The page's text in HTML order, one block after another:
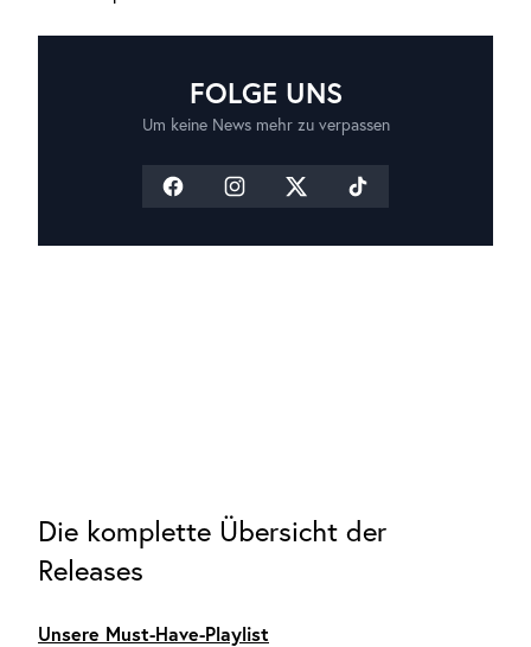
FOLGE UNS
Um keine News mehr zu verpassen
Die komplette Übersicht der
Releases
Unsere Must-Have-Playlist